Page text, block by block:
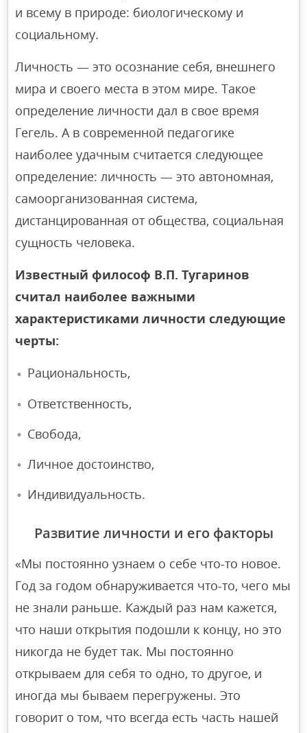
и всему в природе: биологическому и
социальному.
Личность — это осознание себя, внешнего
мира и своего места в этом мире. Такое
определение личности дал в свое время
Гегель. А в современной педагогике
наиболее удачным считается следующее
определение: личность — это автономная,
самоорганизованная система,
дистанцированная от общества, социальная
сущность человека.
Известный философ В.П. Тугаринов
считал наиболее важными
характеристиками личности следующие
черты:
Рациональность,
Ответственность,
Свобода,
Личное достоинство,
Индивидуальность.
Развитие личности и его факторы
«Мы постоянно узнаем о себе что-то новое.
Год за годом обнаруживается что-то, чего мы
не знали раньше. Каждый раз нам кажется,
что наши открытия подошли к концу, но это
никогда не будет так. Мы постоянно
открываем для себя то одно, то другое, и
иногда мы бываем перегружены. Это
говорит о том, что всегда есть часть нашей